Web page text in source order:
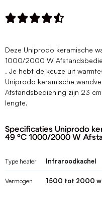

Deze Uniprodo keramische
1000/2000 W
. Je hebt de keuze uit
Uniprodo keramische
Afstandsbediening zijn 23
lengte.
Specificaties Uniprodo
49 °C 1000/2000 W
Type heater Infraroodkachel
Vermogen 1500 tot 2000